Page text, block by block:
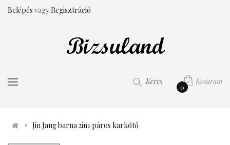
Belépés vagyRegisztráció
Kosaram
0
Keres
Jin Jang barna 2in1 páros karkötő